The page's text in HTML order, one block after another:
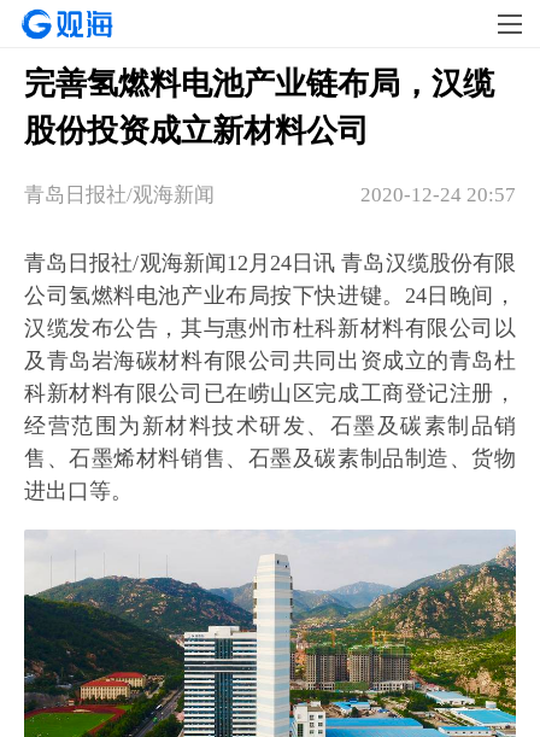
完善氢燃料电池产业链布局，汉缆
股份投资成立新材料公司
2020-12-24 20:57
青岛日报社/观海新闻
青岛日报社/观海新闻12月24日讯 青岛汉缆股份有限
公司氢燃料电池产业布局按下快进键。24日晚间，
汉缆发布公告，其与惠州市杜科新材料有限公司以
及青岛岩海碳材料有限公司共同出资成立的青岛杜
科新材料有限公司已在崂山区完成工商登记注册，
经营范围为新材料技术研发、石墨及碳素制品销
售、石墨烯材料销售、石墨及碳素制品制造、货物
进出口等。